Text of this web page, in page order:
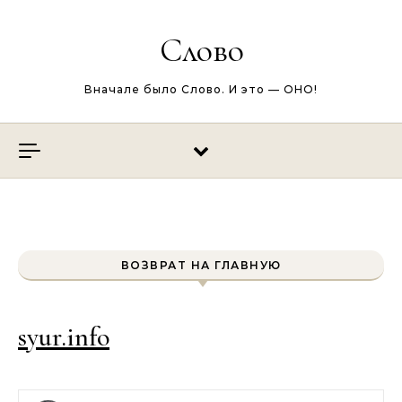
Слово
Вначале было Слово. И это — ОНО!
ВОЗВРАТ НА ГЛАВНУЮ
syur.info